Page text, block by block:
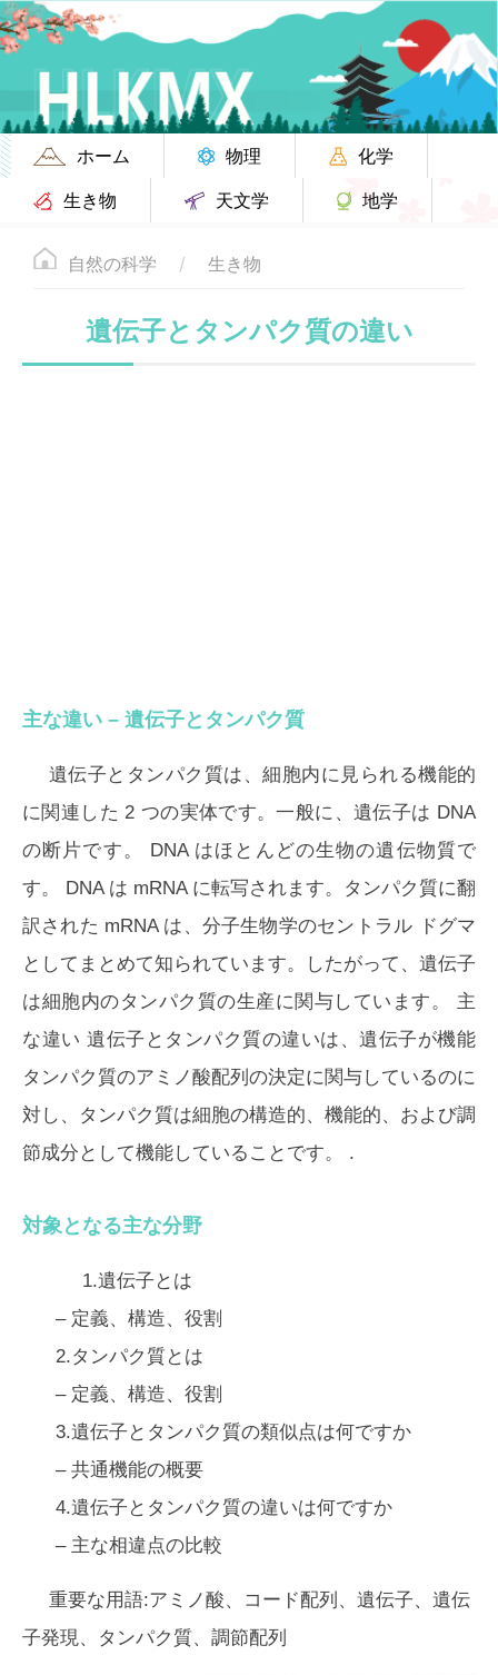
ホーム 物理
化学
生き物
天文学 地学
自然の科学 生き物
遺伝子とタンパク質の違い
主な違い – 遺伝子とタンパク質
遺伝子とタンパク質は、細胞内に見られる機能的
に関連した 2 つの実体です。一般に、遺伝子は DNA
の断片です。 DNA はほとんどの生物の遺伝物質で
す。 DNA は mRNA に転写されます。タンパク質に翻
訳された mRNA は、分子生物学のセントラル ドグマ
としてまとめて知られています。したがって、遺伝子
は細胞内のタンパク質の生産に関与しています。 主
な違い 遺伝子とタンパク質の違いは、遺伝子が機能
タンパク質のアミノ酸配列の決定に関与しているのに
対し、タンパク質は細胞の構造的、機能的、および調
節成分として機能している ことです。 .
対象となる主な分野
1.遺伝子とは
– 定義、構造、役割
2.タンパク質とは
– 定義、構造、役割
3.遺伝子とタンパク質の類似点は何ですか
– 共通機能の概要
4.遺伝子とタンパク質の違いは何ですか
– 主な相違点の比較
重要な用語:アミノ酸、コード配列、遺伝子、遺伝
子発現、タンパク質、調節配列